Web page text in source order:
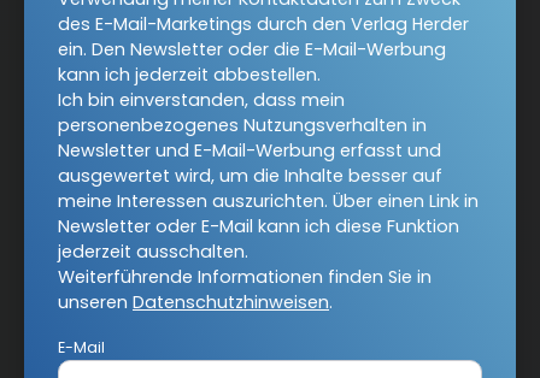
Kategorien: Online Hefte Abos
Services: Über uns
Herausgeber und Redaktion
COMMUNIO-Akademie
Autorinnen und Autoren
COMMUNIO unterstützen
Angebote: RSS-Feeds
Verlag:
Theologie & Pastoral
Religion & Spiritualität
des E-Mail-Marketings durch den Verlag Herder
ein. Den Newsletter oder die E-Mail-Werbung
kann ich jederzeit abbestellen.
Ich bin einverstanden, dass mein
personenbezogenes Nutzungsverhalten in
Newsletter und E-Mail-Werbung erfasst und
ausgewertet wird, um die Inhalte besser auf
meine Interessen auszurichten. Über einen Link in
Newsletter oder E-Mail kann ich diese Funktion
jederzeit ausschalten.
Weiterführende Informationen finden Sie in
unseren Datenschutzhinweisen.
E-Mail